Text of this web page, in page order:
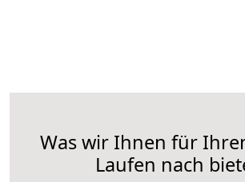
Was wir Ihnen für
Laufen nach